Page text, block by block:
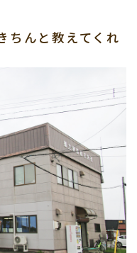
ちんと教えてくれ